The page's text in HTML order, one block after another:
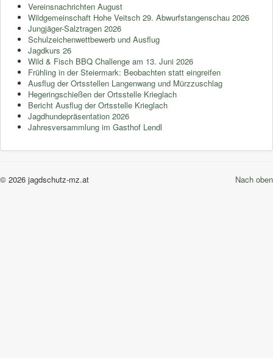
Vereinsnachrichten August
Wildgemeinschaft Hohe Veitsch 29. Abwurfstangenschau 2026
Jungjäger-Salztragen 2026
Schulzeichenwettbewerb und Ausflug
Jagdkurs 26
Wild & Fisch BBQ Challenge am 13. Juni 2026
Frühling in der Steiermark: Beobachten statt eingreifen
Ausflug der Ortsstellen Langenwang und Mürzzuschlag
Hegeringschießen der Ortsstelle Krieglach
Bericht Ausflug der Ortsstelle Krieglach
Jagdhundepräsentation 2026
Jahresversammlung im Gasthof Lendl
Nach oben
© 2026 jagdschutz-mz.at